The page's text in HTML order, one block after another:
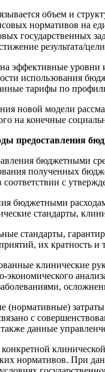
объем и
нормативов на
государственных
результата/
эффективные
использования
тарифы по
новой модели
на конечные
предоставления
бюджетными
полученных
с
бюджетными
стандарты,
стандарты,
их кратность
клинические
(нормативные)
с
данные
нормативов. При